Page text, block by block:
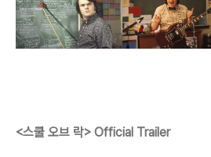
<스쿨 오브 락> Official Trailer